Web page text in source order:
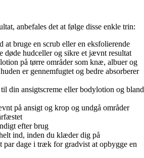
anbefales det at følge disse enkle trin:
at bruge en scrub eller en eksfolierende
døde hudceller og sikre et jævnt resultat
på tørre områder som knæ, albuer og
er gennemfugtet og bedre absorberer
din ansigtscreme eller bodylotion og bland
på ansigt og krop og undgå områder
efter brug
ind, inden du klæder dig på
par dage i træk for gradvist at opbygge en